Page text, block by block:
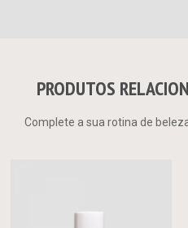
PRODUTOS
Complete a sua rotina de